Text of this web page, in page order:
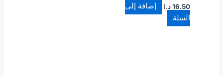
16.50 د.ا
إضافة إلى
السلة